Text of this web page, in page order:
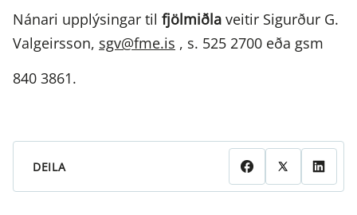
Nánari upplýsingar til fjölmiðla veitir Sigurður G.
Valgeirsson, sgv@fme.is , s. 525 2700 eða gsm
840 3861.
DEILA